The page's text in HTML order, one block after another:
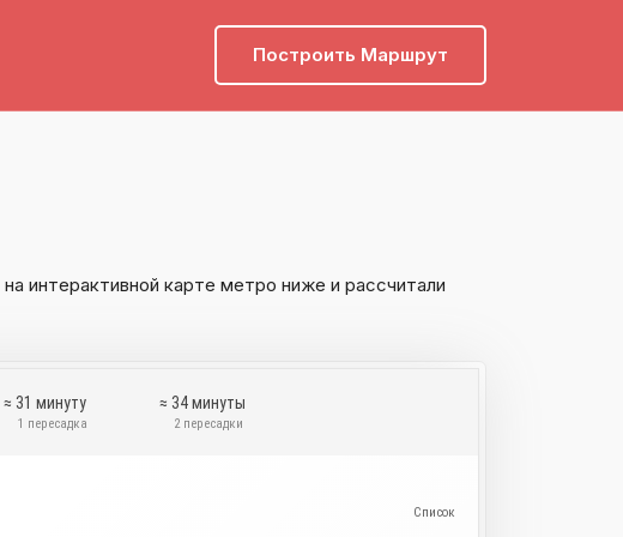
Построить Маршрут
на интерактивной карте метро ниже и рассчитали
≈ 31 минуту
1 пересадка
≈ 34 минуты
2 пересадки